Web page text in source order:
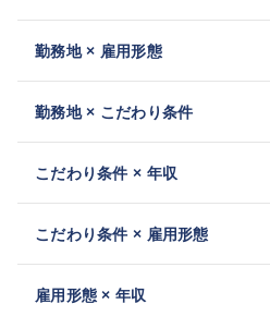
勤務地 × 雇用形態
勤務地 × こだわり条件
こだわり条件 × 年収
こだわり条件 × 雇用形態
雇用形態 × 年収